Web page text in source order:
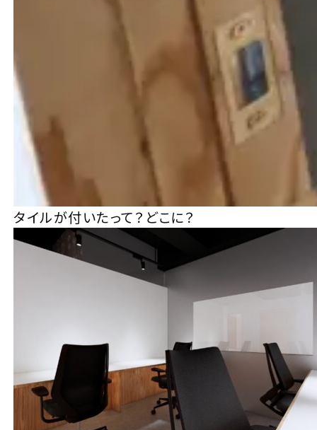
タイルが付いたって？どこに？